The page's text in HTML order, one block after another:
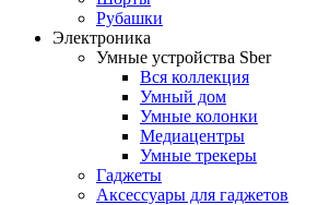
Рубашки
Электроника
Умные устройства Sber
Вся коллекция
Умный дом
Умные колонки
Медиацентры
Умные трекеры
Гаджеты
Аксессуары для гаджетов